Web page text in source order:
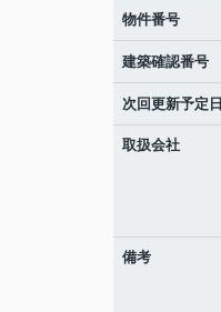
物件番号
建築確認番号
次回更新予定日
取扱会社
備考